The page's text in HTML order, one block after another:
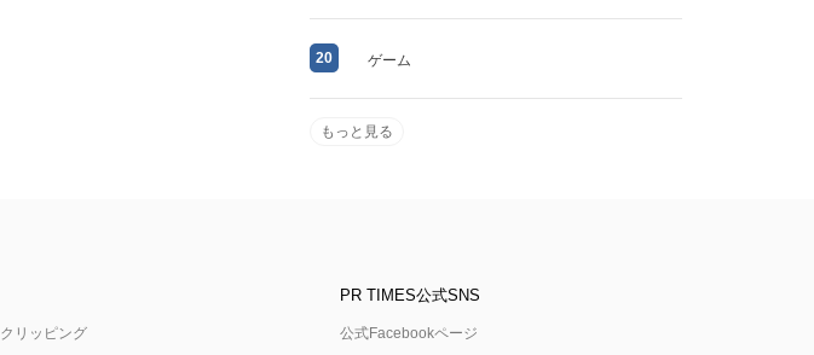
20 ゲーム
もっと見る
クリッピング
PR TIMES公式SNS
公式Facebookページ